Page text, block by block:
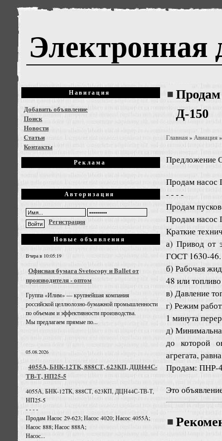
Электронная
Навигация
Добавить объявление
Поиск
Новости
Статьи
Контакты
Реклама
Авторизация
Регистрация
Новые объявления
Вчера в 10:05:19
Офисная бумага Svetocopy и Ballet от
производителя - оптом
Группа «Илим» — крупнейшая компания
российской целлюлозно-бумажной промышленности
по объемам и эффективности производства.
Мы предлагаем прямые по...
05.08.2026
4055А, БНК-12ТК, 888СТ, 623КП, ДЦН44С-
ТВ-Т, НП25-5
4055А, БНК-12ТК, 888СТ, 623КП, ДЦН44С-ТВ-Т,
НП25-5
- - - -
Продам Насос 29-623; Насос 4020; Насос 4055А;
Насос 888; Насос 888А;
Насос...
Продам
Д-150
Главная»Авиация
Предложение
Продам насос
- - - -
Продам
Продам насос
Краткие
а) Привод от
ГОСТ 1630-46.
б) Рабочая
48 или
в) Давление
г) Режим
1 минута
д)
до которой
агрегата,
Продам: ПНР-
Это